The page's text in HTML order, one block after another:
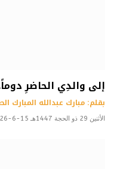
إلى والدِي الحاضرِ
بقلم: مبارك عبدالله المبارك
الأثنين 29 ذو الحجة 1447هـ 15-6-2026م